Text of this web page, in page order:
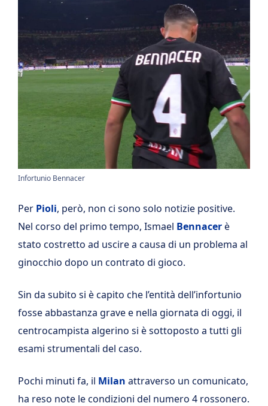
Infortunio Bennacer
Per Pioli, però, non ci sono solo notizie positive.
Nel corso del primo tempo, Ismael Bennacerè
stato costretto ad uscire a causa di un problema al
ginocchio dopo un contrato di gioco.
Sin da subito si è capito che l’entità dell’infortunio
fosse abbastanza grave e nella giornata di oggi, il
centrocampista algerino si è sottoposto a tutti gli
esami strumentali del caso.
Pochi minuti fa, il Milan attraverso un comunicato,
ha reso note le condizioni del numero 4 rossonero.